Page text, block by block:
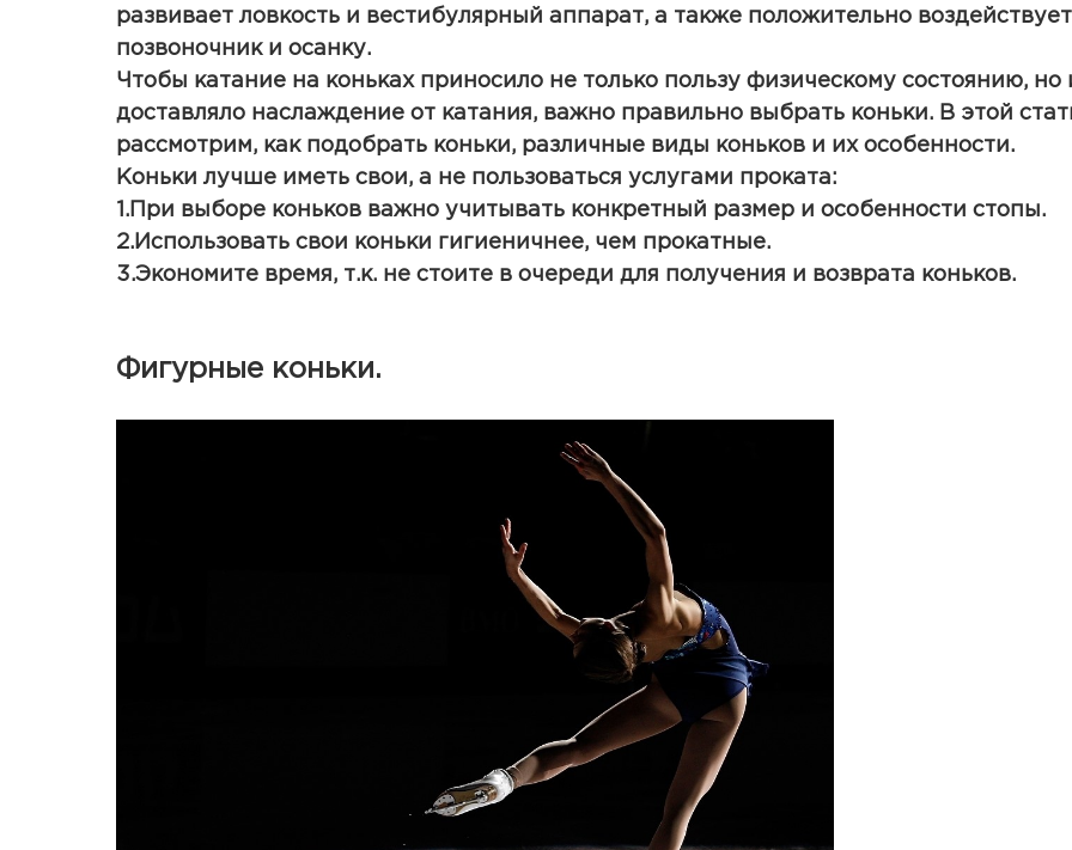
развивает ловкость и вестибулярный аппарат, а также положительно
позвоночник и осанку.
Чтобы катание на коньках приносило не только пользу физическому состоянию, но
доставляло наслаждение от катания, важно правильно выбрать коньки. В этой
рассмотрим, как подобрать коньки, различные виды коньков и их особенности.
Коньки лучше иметь свои, а не пользоваться услугами проката:
1.При выборе коньков важно учитывать конкретный размер и особенности стопы.
2.Использовать свои коньки гигиеничнее, чем прокатные.
3.Экономите время, т.к. не стоите в очереди для получения и возврата коньков.
Фигурные коньки.